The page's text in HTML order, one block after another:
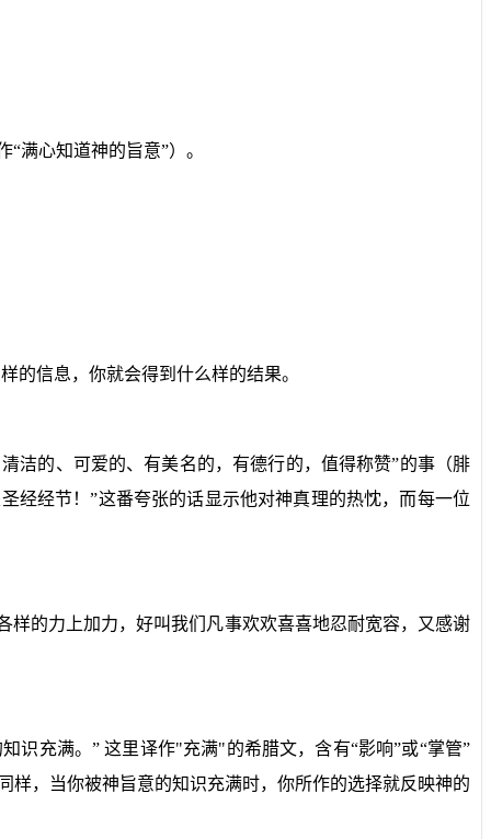
满心知道神的旨意”）。
的信息，你就会得到什么样的结果。
洁的、可爱的、有美名的，有德行的，值得称赞”的事（腓
经经节！”这番夸张的话显示他对神真理的热忱，而每一位
的力上加力，好叫我们凡事欢欢喜喜地忍耐宽容，又感谢
识充满。” 这里译作"充满"的希腊文，含有“影响”或“掌管”
样，当你被神旨意的知识充满时，你所作的选择就反映神的